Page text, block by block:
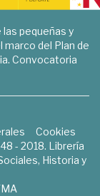
las pequeñas y
del Plan de
Convocatoria
Cookies
- 2018. Librería
Historia y